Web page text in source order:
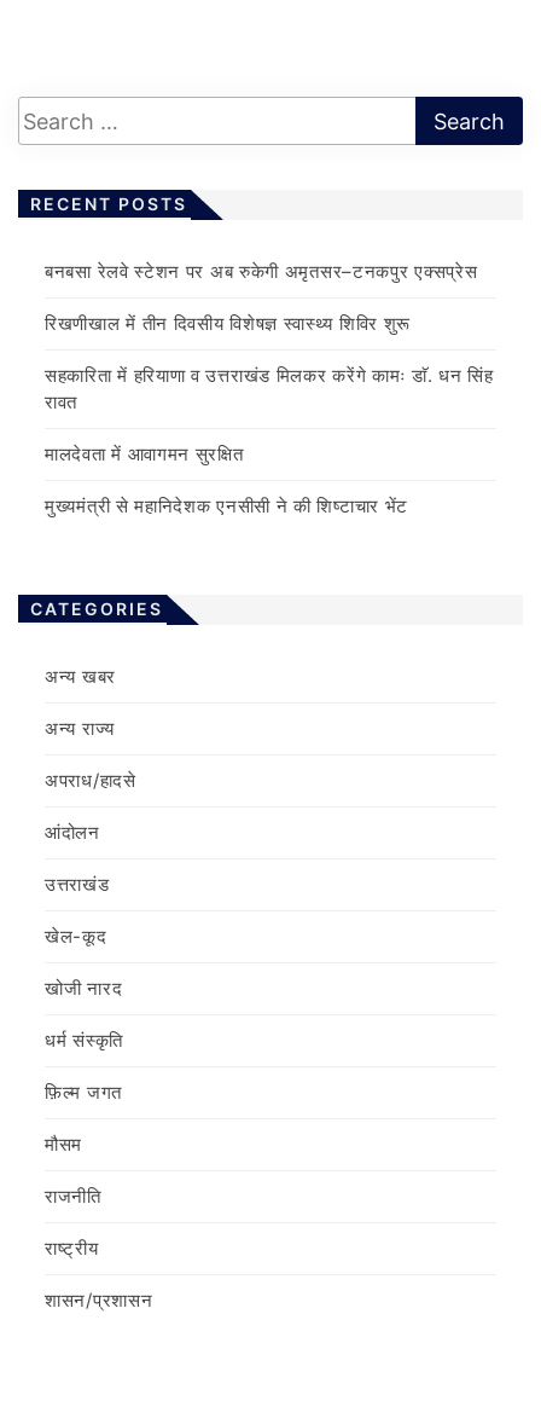
RECENT POSTS
बनबसा रेलवे स्टेशन पर अब रुकेगी अमृतसर–टनकपुर एक्सप्रेस
रिखणीखाल में तीन दिवसीय विशेषज्ञ स्वास्थ्य शिविर शुरू
सहकारिता में हरियाणा व उत्तराखंड मिलकर करेंगे कामः डाॅ. धन सिंह
रावत
मालदेवता में आवागमन सुरक्षित
मुख्यमंत्री से महानिदेशक एनसीसी ने की शिष्टाचार भेंट
CATEGORIES
अन्य खबर
अन्य राज्य
अपराध/हादसे
आंदोलन
उत्तराखंड
खेल-कूद
खोजी नारद
धर्म संस्कृति
फ़िल्‍म जगत
मौसम
राजनीति
राष्ट्रीय
शासन/प्रशासन